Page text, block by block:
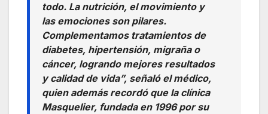
todo. La nutrición, el movimiento y
las emociones son pilares.
Complementamos tratamientos de
diabetes, hipertensión, migraña o
cáncer, logrando mejores resultados
y calidad de vida”, señaló el médico,
quien además recordó que la clínica
Masquelier, fundada en 1996 por su